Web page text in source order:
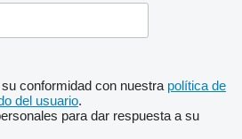
conformidad con nuestra política de
del usuario.
para dar respuesta a su